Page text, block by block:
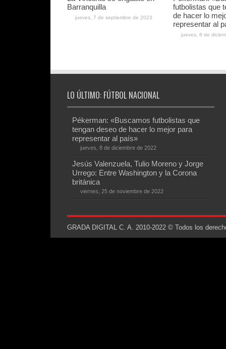
Barranquilla
jueves, 7 de septiembre de 2023
futbolistas que
de hacer lo
representar al
jueves, 8 de
LO ÚLTIMO: FÚTBOL NACIONAL
Pékerman: «Buscamos futbolistas que
tengan deseo de hacer lo mejor para
representar al país»
jueves, 8 de diciembre de 2022
Jesús Valenzuela, Tulio Moreno y Jorge
Urrego: Entre Washington y la Corona
británica
viernes, 25 de noviembre de 2022
GRADA DIGITAL C. A. 2010-2022 © Todos los